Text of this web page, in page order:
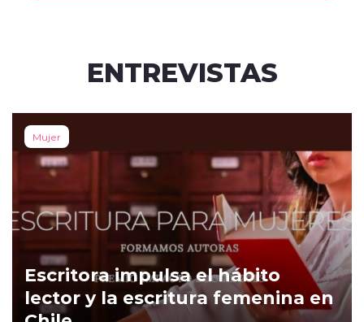
ENTREVISTAS
Mujer
Escritora impulsa el hábito
lector y la escritura femenina en